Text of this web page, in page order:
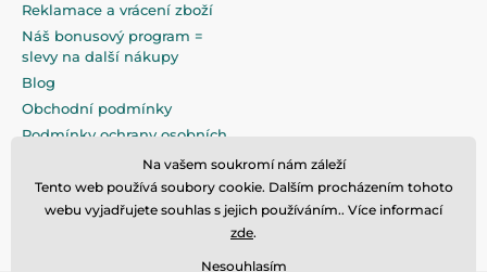
Produkt je zařazen v kategoriích
Postýlky se stahovací bočnicí
Reklamace a vrácení zboží
Náš bonusový program =
slevy na další nákupy
Blog
Obchodní podmínky
Podmínky ochrany osobních
Na pečlivé zabalení klademe
maximální důraz
Na vašem soukromí nám záleží
Tento web používá soubory cookie. Dalším procházením tohoto
webu vyjadřujete souhlas s jejich používáním.. Více informací
zde.
Nesouhlasím